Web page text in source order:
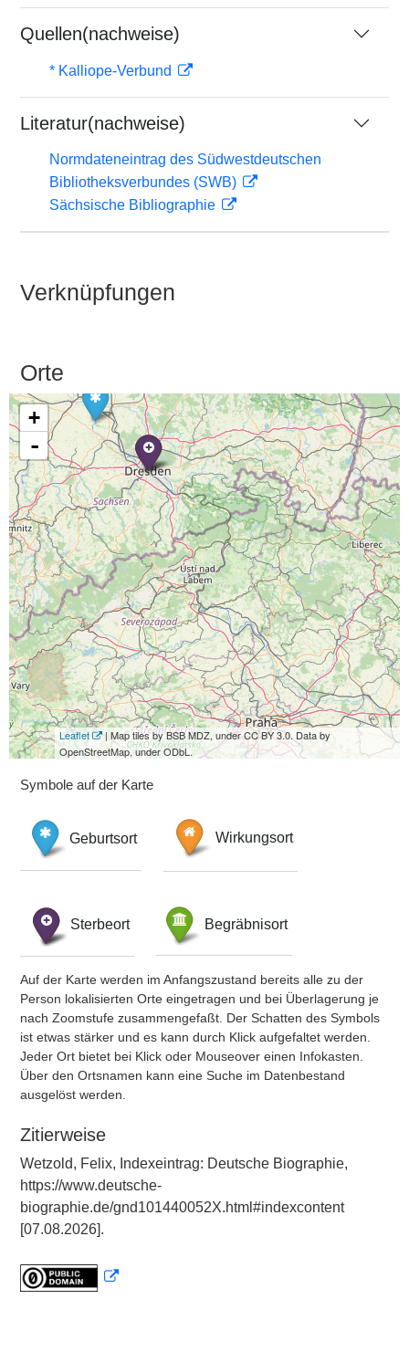
Quellen(nachweise)
* Kalliope-Verbund
Literatur(nachweise)
Normdateneintrag des Südwestdeutschen
Bibliotheksverbundes (SWB)
Sächsische Bibliographie
Verknüpfungen
Orte
+
-
Leaflet
| Map tiles by BSB MDZ, under CC BY 3.0. Data by
OpenStreetMap, under ODbL.
Symbole auf der Karte
Geburtsort Wirkungsort
Sterbeort Begräbnisort
Auf der Karte werden im Anfangszustand bereits alle zu der
Person lokalisierten Orte eingetragen und bei Überlagerung je
nach Zoomstufe zusammengefaßt. Der Schatten des Symbols
ist etwas stärker und es kann durch Klick aufgefaltet werden.
Jeder Ort bietet bei Klick oder Mouseover einen Infokasten.
Über den Ortsnamen kann eine Suche im Datenbestand
ausgelöst werden.
Zitierweise
Wetzold, Felix, Indexeintrag: Deutsche Biographie,
https://www.deutsche-
biographie.de/gnd101440052X.html#indexcontent
[07.08.2026].